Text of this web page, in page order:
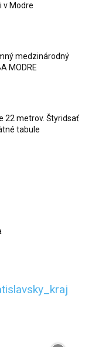
v Modre
medzinárodný
MODRE
22 metrov. Štyridsať
tabule